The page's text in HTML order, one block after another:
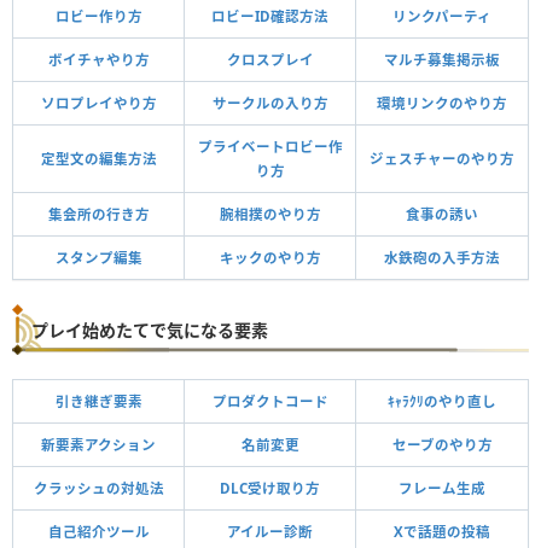
ロビー作り方 ロビーID確認方法 リンクパーティ
ボイチャやり方 クロスプレイ マルチ募集掲示板
ソロプレイやり方 サークルの入り方 環境リンクのやり方
定型文の編集方法
プライベートロビー作
り方
ジェスチャーのやり方
集会所の行き方 腕相撲のやり方 食事の誘い
スタンプ編集 キックのやり方 水鉄砲の入手方法
プレイ始めたてで気になる要素
引き継ぎ要素 プロダクトコード ｷｬﾗｸﾘのやり直し
新要素アクション 名前変更 セーブのやり方
クラッシュの対処法 DLC受け取り方 フレーム生成
自己紹介ツール アイルー診断 Xで話題の投稿